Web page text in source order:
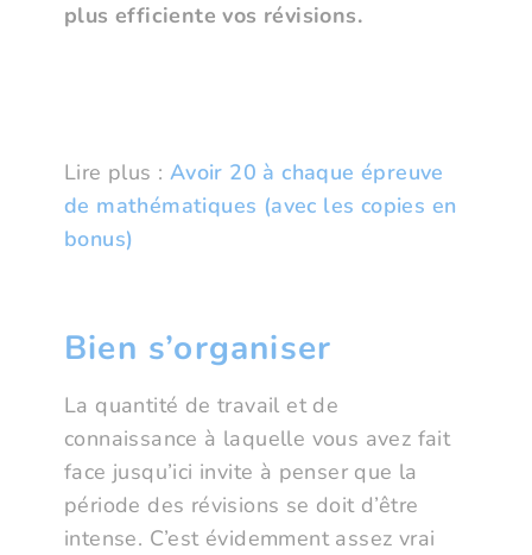
plus efficiente vos révisions.
Lire plus : Avoir 20 à chaque épreuve
de mathématiques (avec les copies en
bonus)
Bien s’organiser
La quantité de travail et de
connaissance à laquelle vous avez fait
face jusqu’ici invite à penser que la
période des révisions se doit d’être
intense. C’est évidemment assez vrai